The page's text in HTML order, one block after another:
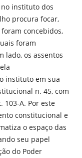
instituto dos
procura focar,
concebidos,
foram
lado, os assentos
instituto em sua
n. 45, com
103-A. Por este
constitucional e
o espaço das
seu papel
do Poder